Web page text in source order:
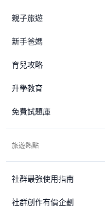
親子旅遊
新手爸媽
育兒攻略
升學教育
免費試題庫
旅遊熱點
社群最強使用指南
社群創作有價企劃